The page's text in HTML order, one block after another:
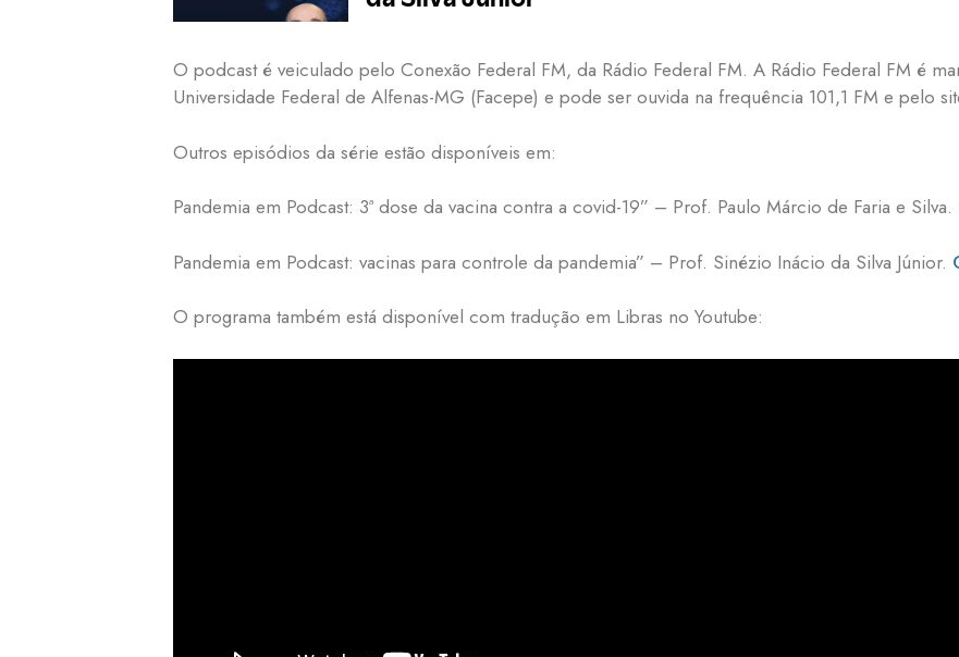
O podcast é veiculado pelo Conexão Federal FM, da Rádio Federal FM. A Rádio Federal FM é
Universidade Federal de Alfenas-MG (Facepe) e pode ser ouvida na frequência 101,1 FM e pelo
Outros episódios da série estão disponíveis em:
Pandemia em Podcast: 3ª dose da vacina contra a covid-19” – Prof. Paulo Márcio de Faria e Silva.
Pandemia em Podcast: vacinas para controle da pandemia” – Prof. Sinézio Inácio da Silva Júnior.
O programa também está disponível com tradução em Libras no Youtube: